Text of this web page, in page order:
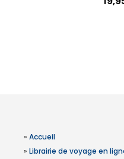
» Accueil
» Librairie de voyage en